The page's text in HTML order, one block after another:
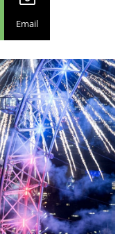
Email